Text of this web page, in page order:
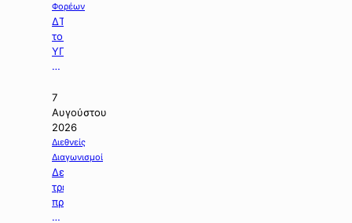
Φορέων
ΔΤ
του
ΥΠΠΕΝ
με
«Ειδικό
Χωροταξικό
Πλαίσιο
για
τον
Τουρισμό:
Στρατηγικό
εργαλείο
7
Αυγούστου
2026
Διεθνείς
Διαγωνισμοί
Δελτίο
τρεχουσών
προκηρύξεων
δημοσίων